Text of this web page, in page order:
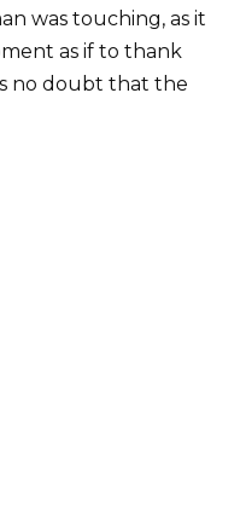
was touching, as it
as if to thank
no doubt that the